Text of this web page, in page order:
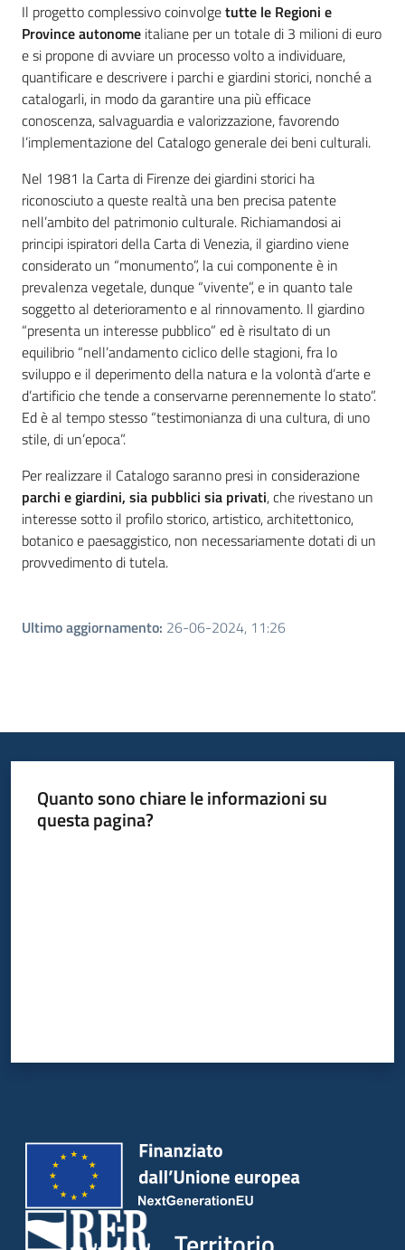
Il progetto complessivo coinvolgetutte le Regioni e
Province autonome italiane per un totale di 3 milioni di euro
e si propone di avviare un processo volto a individuare,
quantificare e descrivere i parchi e giardini storici, nonché a
catalogarli, in modo da garantire una più efficace
conoscenza, salvaguardia e valorizzazione, favorendo
l’implementazione del Catalogo generale dei beni culturali.
Nel 1981 la Carta di Firenze dei giardini storici ha
riconosciuto a queste realtà una ben precisa patente
nell’ambito del patrimonio culturale. Richiamandosi ai
principi ispiratori della Carta di Venezia, il giardino viene
considerato un “monumento”, la cui componente è in
prevalenza vegetale, dunque “vivente”, e in quanto tale
soggetto al deterioramento e al rinnovamento. Il giardino
“presenta un interesse pubblico” ed è risultato di un
equilibrio “nell’andamento ciclico delle stagioni, fra lo
sviluppo e il deperimento della natura e la volontà d’arte e
d’artificio che tende a conservarne perennemente lo stato”.
Ed è al tempo stesso “testimonianza di una cultura, di uno
stile, di un’epoca”.
Per realizzare il Catalogo saranno presi in considerazione
parchi e giardini, sia pubblici sia privati, che rivestano un
interesse sotto il profilo storico, artistico, architettonico,
botanico e paesaggistico, non necessariamente dotati di un
provvedimento di tutela.
Ultimo aggiornamento: 26-06-2024, 11:26
Quanto sono chiare le informazioni su
questa pagina?